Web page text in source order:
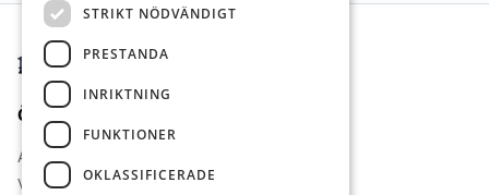
Sidfot
Övrigt
Arbetsgivare i Fokus
Vi Lärare Jobb
STRIKT NÖDVÄNDIGT
PRESTANDA
INRIKTNING
FUNKTIONER
OKLASSIFICERADE